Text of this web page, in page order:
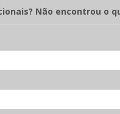
Não encontrou o